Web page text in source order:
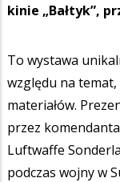
kinie „Bałtyk”,
To wystawa
względu na temat,
materiałów.
przez
Luftwaffe
podczas wojny w